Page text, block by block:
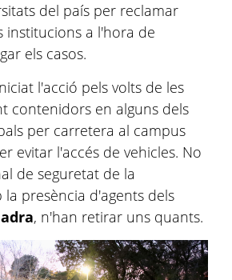
del país per reclamar
institucions a l'hora de
els casos.
l'acció pels volts de les
contenidors en alguns dels
per carretera al campus
evitar l'accés de vehicles. No
de seguretat de la
presència d'agents dels
, n'han retirar uns quants.